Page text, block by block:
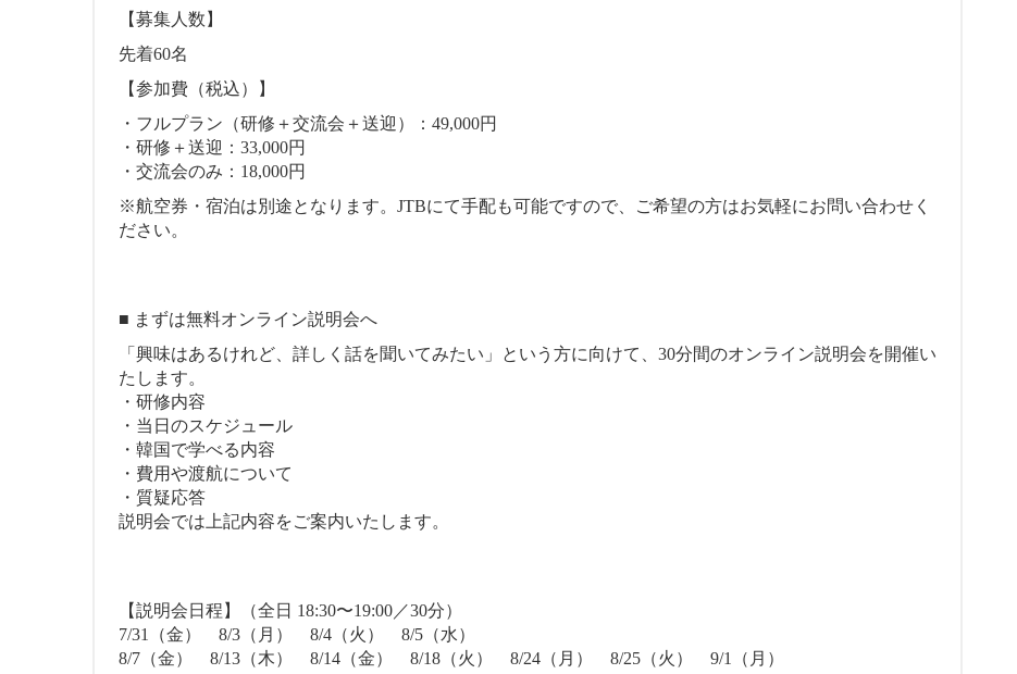
【募集人数】
先着60名
【参加費（税込）】
・フルプラン（研修＋交流会＋送迎）：49,000円
・研修＋送迎：33,000円
・交流会のみ：18,000円
※航空券・宿泊は別途となります。JTBにて手配も可能ですので、ご希望の方はお気軽にお問い合わせく
ださい。
■ まずは無料オンライン説明会へ
「興味はあるけれど、詳しく話を聞いてみたい」という方に向けて、30分間のオンライン説明会を開催い
たします。
・研修内容
・当日のスケジュール
・韓国で学べる内容
・費用や渡航について
・質疑応答
説明会では上記内容をご案内いたします。
【説明会日程】（全日 18:30〜19:00／30分）
7/31（金） 8/3（月） 8/4（火） 8/5（水）
8/7（金） 8/13（木） 8/14（金） 8/18（火） 8/24（月） 8/25（火） 9/1（月）